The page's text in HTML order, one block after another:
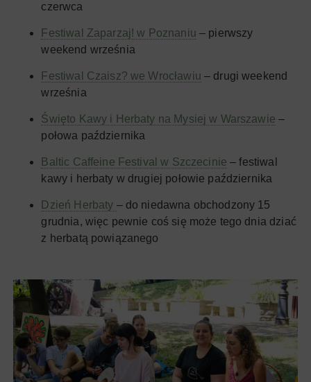
czerwca
Festiwal Zaparzaj! w Poznaniu – pierwszy
weekend września
Festiwal Czaisz? we Wrocławiu – drugi weekend
września
Święto Kawy i Herbaty na Mysiej w Warszawie –
połowa października
Baltic Caffeine Festival w Szczecinie – festiwal
kawy i herbaty w drugiej połowie października
Dzień Herbaty – do niedawna obchodzony 15
grudnia, więc pewnie coś się może tego dnia dziać
z herbatą powiązanego